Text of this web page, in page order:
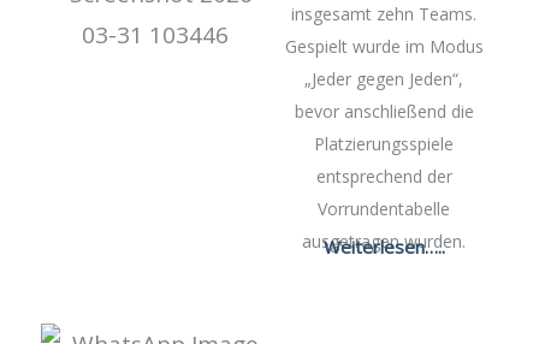
insgesamt zehn Teams.
Gespielt wurde im Modus
„Jeder gegen Jeden“,
bevor anschließend die
Platzierungsspiele
entsprechend der
Vorrundentabelle
ausgetragen wurden.
Weiterlesen…..